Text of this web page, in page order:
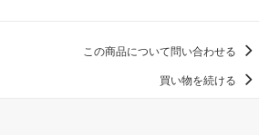
この商品について問い合わせる
買い物を続ける